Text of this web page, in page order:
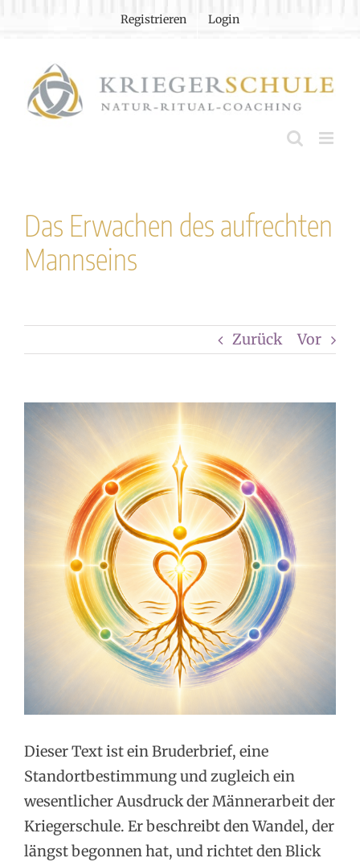
springen
Registrieren Login
Das Erwachen des aufrechten
Mannseins
Zurück Vor
Zeige
grösseres
Dieser Text ist ein Bruderbrief, eine
Standortbestimmung und zugleich ein
wesentlicher Ausdruck der Männerarbeit der
Kriegerschule. Er beschreibt den Wandel, der
längst begonnen hat, und richtet den Blick